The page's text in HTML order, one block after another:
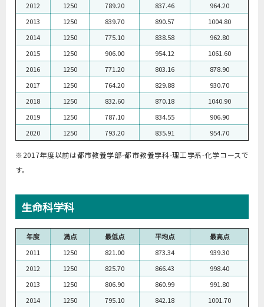
2012
1250 789.20 837.46
964.20
2013
1250 839.70 890.57
1004.80
2014
1250 775.10 838.58
962.80
2015
1250 906.00 954.12
1061.60
2016
1250 771.20 803.16
878.90
2017
1250 764.20 829.88
930.70
2018
1250 832.60 870.18
1040.90
2019
1250 787.10 834.55
906.90
2020
1250 793.20 835.91 954.70
※2017年度以前は都市教養学部-都市教養学科-理工学系-化学コースで
す。
生命科学科
年度 満点 最低点 平均点
最高点
2011
1250 821.00 873.34
939.30
2012
1250 825.70 866.43
998.40
2013
1250 806.90 860.99
991.80
2014
1250 795.10 842.18 1001.70